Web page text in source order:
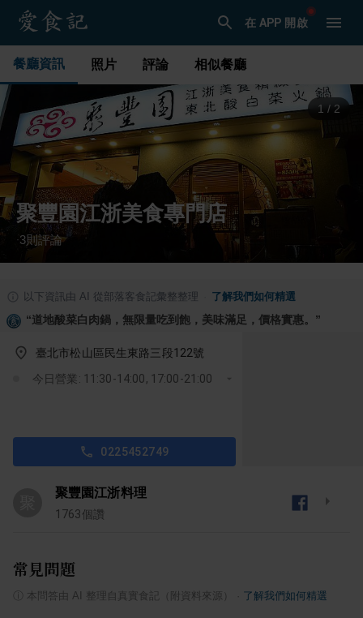
在 APP 開啟
餐廳資訊 照片 評論 相似餐廳
1 / 2
聚豐園江浙美食專門店
·3則評論
以下資訊由 AI 從部落客食記彙整整理 了解我們如何精選
“道地酸菜白肉鍋，無限量吃到飽，美味滿足，價格實惠。 ”
臺北市松山區民生東路三段122號
今日營業: 11:30-14:00, 17:00-21:00
0225452749
聚豐園江浙料理
1763個讚
常見問題
本問答由 AI 整理自真實食記（附資料來源） 了解我們如何精選